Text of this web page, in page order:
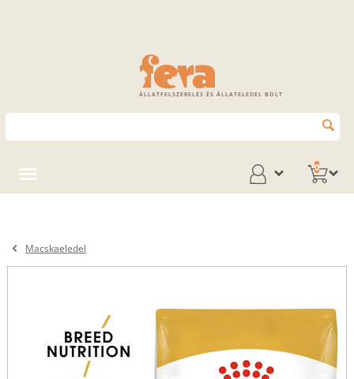
ÁLLATFELSZERELÉS ÉS ÁLLATELEDEL BOLT
0
Macskaeledel